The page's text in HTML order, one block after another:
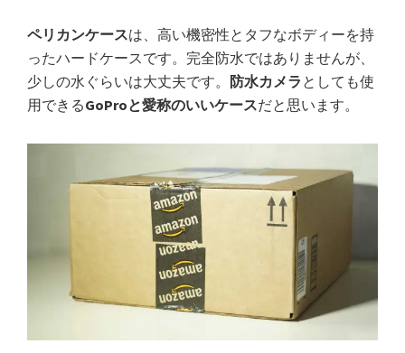
ペリカンケースは、高い機密性とタフなボディーを持
ったハードケースです。完全防水ではありませんが、
少しの水ぐらいは大丈夫です。 防水カメラ としても使
用できるGoProと愛称のいいケースだと思います。